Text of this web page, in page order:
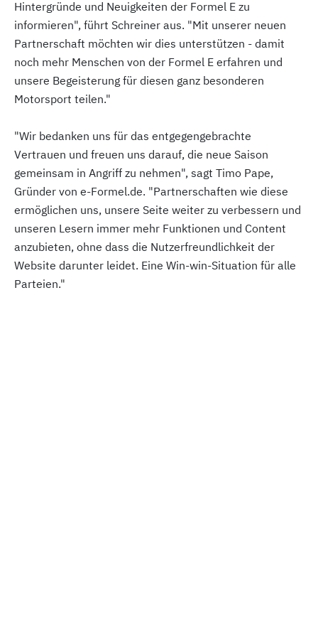
Hintergründe und Neuigkeiten der Formel E zu
informieren", führt Schreiner aus. "Mit unserer neuen
Partnerschaft möchten wir dies unterstützen - damit
noch mehr Menschen von der Formel E erfahren und
unsere Begeisterung für diesen ganz besonderen
Motorsport teilen."
"Wir bedanken uns für das entgegengebrachte
Vertrauen und freuen uns darauf, die neue Saison
gemeinsam in Angriff zu nehmen", sagt Timo Pape,
Gründer von e-Formel.de. "Partnerschaften wie diese
ermöglichen uns, unsere Seite weiter zu verbessern und
unseren Lesern immer mehr Funktionen und Content
anzubieten, ohne dass die Nutzerfreundlichkeit der
Website darunter leidet. Eine Win-win-Situation für alle
Parteien."